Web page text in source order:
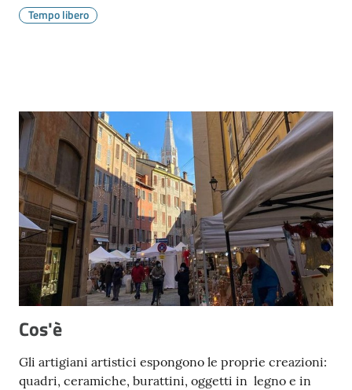
Argomenti
Tempo libero
Cos'è
Gli artigiani artistici espongono le proprie creazioni:
quadri, ceramiche, burattini, oggetti in legno e in